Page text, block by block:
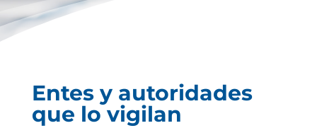
Entes y autoridades
que lo vigilan